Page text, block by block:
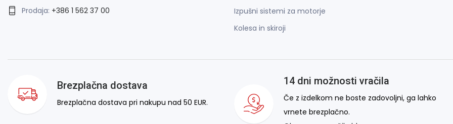
Prodaja: +386 1 562 37 00
Izpušni sistemi za motorje
Kolesa in skiroji
Brezplačna dostava
Brezplačna dostava pri nakupu nad 50 EUR.
14 dni možnosti vračila
Če z izdelkom ne boste zadovoljni, ga lahko
vrnete brezplačno.